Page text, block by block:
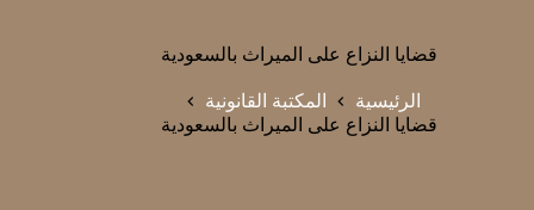
قضايا النزاع على الميراث بالسعودية
الرئيسية
المكتبة القانونية
قضايا النزاع على الميراث بالسعودية